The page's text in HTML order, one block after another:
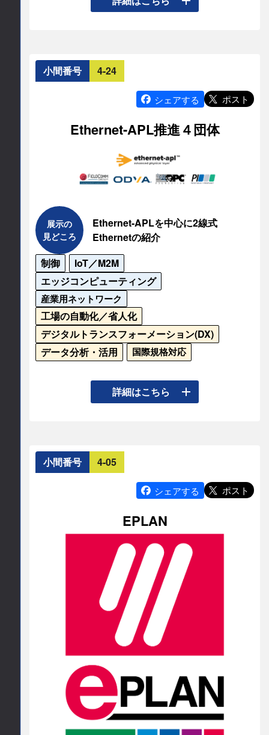
えたオープンな産業用ネットワークです。ロボッ
不要な先見性ある機能設計により、安定した技術
仕様を提供します。
ーが出展し、Main/Subデバイスや開発製品をカテ
確認でき、導入メリットを学べるセミナーも開
EtherCATの最新動向をぜひご体感ください！
連絡先情報
連絡先会社
EtherCAT Technology Group
所在地
〒2310062
神奈川県横浜市中区桜木町１－１－８
日石横浜ビル１８F
公式サイト
https://www.ethercat.org/jp.htm
小間番号 4-24
シェアする ポスト
Ethernet-APL推進４団体
展示の
見どころ
Ethernet-APLを中心に2線式
Ethernetの紹介
制御
IoT／M2M
エッジコンピューティング
産業用ネットワーク
工場の自動化／省人化
デジタルトランスフォーメーション(DX)
データ分析・活用
国際規格対応
本質安全防爆に対応したフィールド計装をEthernet
化するEthernet-APL製品群を、制御システムから
加えて10BASE-T1L関連技術とフィールド通信を
開発からケーブル含め紹介しEthernet化するオート
メーションシステムをわかりやすく展示していま
4団体合同展示グループ（日本フィールドコ
ム、ODVA、OPC協議会、日本プロフィバス
各団体広報まで
公式サイト
https://www.ethernet-apl.org/
詳細はこちら
小間番号 4-05
シェアする ポスト
EPLAN